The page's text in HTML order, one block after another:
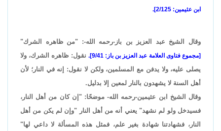
ابن عثيمين: 2/125].
وقال الشيخ عبد العزيز بن باز-رحمه الله-: "من ظاهره الشرك"
[مجموع فتاوى العلامة عبد العزيز بن باز: 9/41].
نقول: ظاهره الشرك، ولا
يصلى عليه، ولا يدفن مع المسلمين، ولكن لا نقول: إنه في النار؛ لأن
أهل السنة لا يشهدون بالنار لمعين إلا بدليل.
وقال الشيخ ابن عثيمين-رحمه الله- موضحًا: "إن كان من أهل النار،
فسيدخل ولو لم نشهد" يعني أنه من أهل النار "وإن لم يكن من أهل
النار، فشهادتنا شهادة بغير علم، فمثل هذه المسألة لا داعي لها"